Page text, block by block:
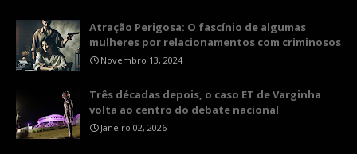
Atração Perigosa: O fascínio de algumas
mulheres por relacionamentos com criminosos
Novembro 13, 2024
Três décadas depois, o caso ET de Varginha
volta ao centro do debate nacional
Janeiro 02, 2026